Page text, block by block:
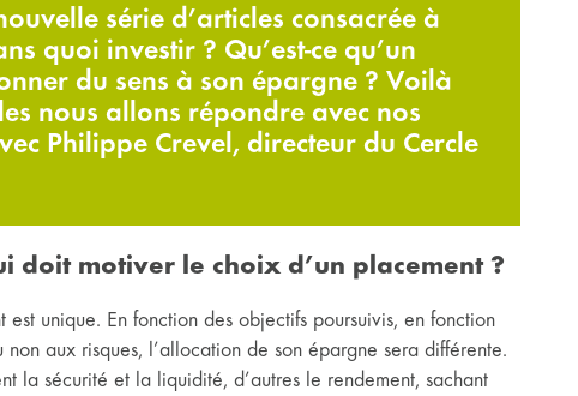
série d’articles consacrée à
quoi investir ? Qu’est-ce qu’un
du sens à son épargne ? Voilà
nous allons répondre avec nos
Philippe Crevel, directeur du Cercle
doit motiver le choix d’un placement ?
est unique. En fonction des objectifs poursuivis, en fonction
non aux risques, l’allocation de son épargne sera différente.
la sécurité et la liquidité, d’autres le rendement, sachant